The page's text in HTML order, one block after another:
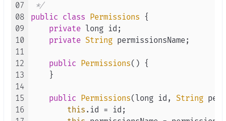
07
08
09
10
11
12
13
14
15
16
*/
public class Permissions {
private long id;
private String permissionsName;
public Permissions() {
    }
public Permissions(long id, String
this . id
= id;